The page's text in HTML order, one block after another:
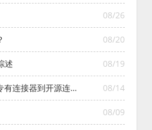
08/26
08/20
08/19
述
08/14
连接器到开源连接
08/09